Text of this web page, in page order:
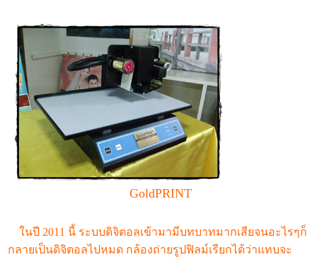
GoldPRINT
ในปี 2011 นี้ ระบบดิจิตอลเข้ามามีบทบาทมากเสียจนอะไรๆก็
กลายเป็นดิจิตอลไปหมด กล้องถ่ายรูปฟิลม์เรียกได้ว่าแทบจะ